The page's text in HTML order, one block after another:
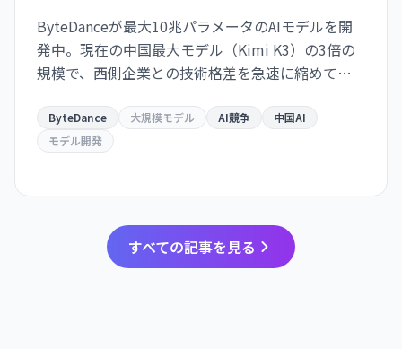
ByteDanceが最大10兆パラメータのAIモデルを開
発中。現在の中国最大モデル（Kimi K3）の3倍の
規模で、西側企業との技術格差を急速に縮めてい
リーダーシップを目指す戦略。
ByteDance 大規模モデル AI競争
中国AI
モデル開発
すべての記事を見る